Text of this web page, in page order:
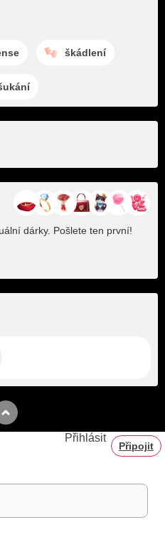
škádlení
dárky. Pošlete ten první!
Přihlásit
Připojit